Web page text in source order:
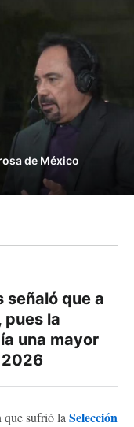
de México
señaló que a
pues la
una mayor
2026
sufrió la Selección